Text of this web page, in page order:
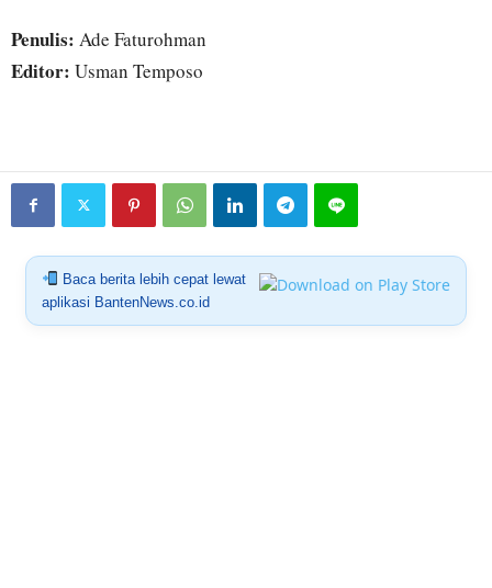
Penulis: Ade Faturohman
Editor: Usman Temposo
Baca berita lebih cepat lewat
aplikasi BantenNews.co.id